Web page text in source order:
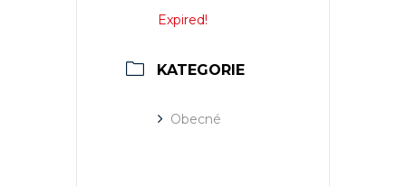
Expired!
KATEGORIE
Obecné